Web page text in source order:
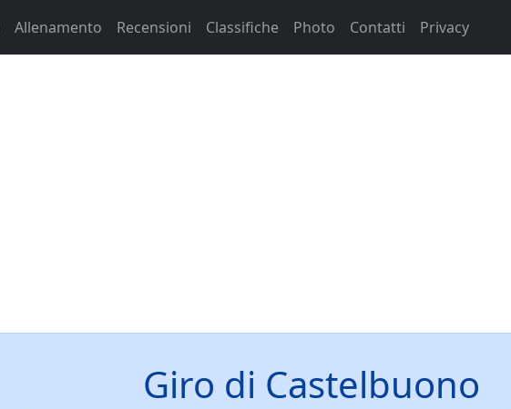
Allenamento Recensioni Classifiche Photo Contatti Privacy
Giro di Castelbuono